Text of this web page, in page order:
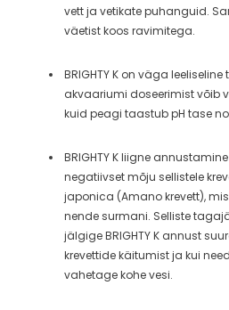
vett ja vetikate puhanguid.
väetist koos ravimitega.
BRIGHTY K on väga
akvaariumi doseerimist võib
kuid peagi taastub pH tase
BRIGHTY K liigne
negatiivset mõju sellistele
japonica (Amano krevett),
nende surmani. Selliste
jälgige BRIGHTY K annust
krevettide käitumist ja kui
vahetage kohe vesi.